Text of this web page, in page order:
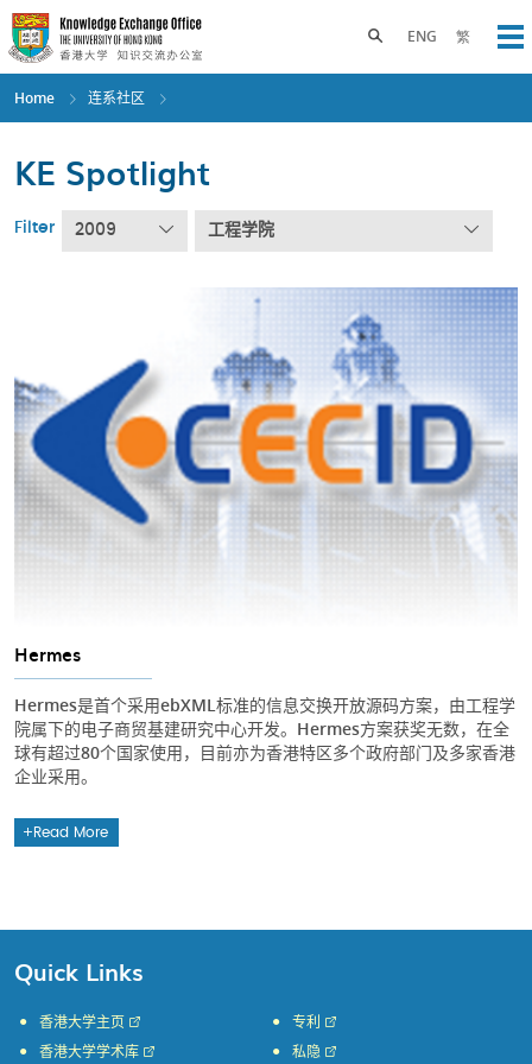
Skip
to
main
content
ENG 繁
Toggle search panel
Home 连系社区
KE Spotlight
Filter 2009 工程学院
Hermes
Hermes是首个采用ebXML标准的信息交换开放源码方案，由工程学
院属下的电子商贸基建研究中心开发。Hermes方案获奖无数，在全
球有超过80个国家使用，目前亦为香港特区多个政府部门及多家香港
企业采用。
Read More
Quick Links
香港大学主页
香港大学学术库
专利
私隐